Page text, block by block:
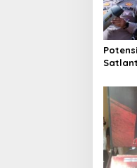
Brong